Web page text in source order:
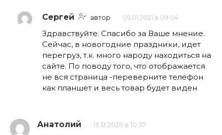
Сергей автор 05.01.2021 в 09:04
Здравствуйте. Спасибо за Ваше мнение.
Сейчас, в новогодние праздники, идет
перегруз, т.к. много народу находиться на
сайте. По поводу того, что отображается
не вся страница -переверните телефон
как планшет и весь товар будет виден
Анатолий 13.12.2020 в 10:37